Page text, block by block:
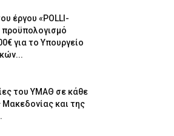
έργου «POLLI-
προϋπολογισμό
για το Υπουργείο
του ΥΜΑΘ σε κάθε
Μακεδονίας και της